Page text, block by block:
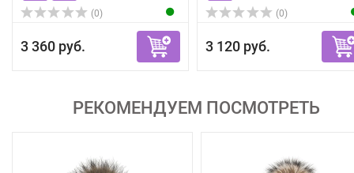
(0)
3 360 руб.
(0)
3 120 руб.
РЕКОМЕНДУЕМ ПОСМОТРЕТЬ